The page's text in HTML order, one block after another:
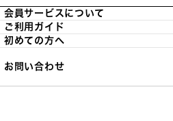
会員サービスについて
ご利用ガイド
初めての方へ
お問い合わせ